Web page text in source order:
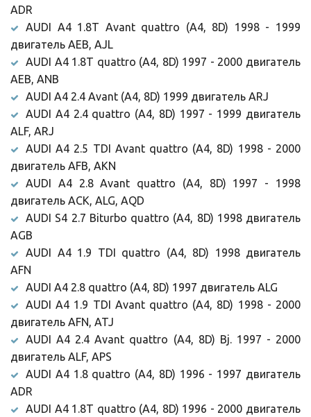
ADR
AUDI A4 1.8T Avant quattro (A4, 8D) 1998 - 1999
двигатель AEB, AJL
AUDI A4 1.8T quattro (A4, 8D) 1997 - 2000 двигатель
AEB, ANB
AUDI A4 2.4 Avant (A4, 8D) 1999 двигатель ARJ
AUDI A4 2.4 quattro (A4, 8D) 1997 - 1999 двигатель
ALF, ARJ
AUDI A4 2.5 TDI Avant quattro (A4, 8D) 1998 - 2000
двигатель AFB, AKN
AUDI A4 2.8 Avant quattro (A4, 8D) 1997 - 1998
двигатель ACK, ALG, AQD
AUDI S4 2.7 Biturbo quattro (A4, 8D) 1998 двигатель
AGB
AUDI A4 1.9 TDI quattro (A4, 8D) 1998 двигатель
AFN
AUDI A4 2.8 quattro (A4, 8D) 1997 двигатель ALG
AUDI A4 1.9 TDI Avant quattro (A4, 8D) 1998 - 2000
двигатель AFN, ATJ
AUDI A4 2.4 Avant quattro (A4, 8D) Bj. 1997 - 2000
двигатель ALF, APS
AUDI A4 1.8 quattro (A4, 8D) 1996 - 1997 двигатель
ADR
AUDI A4 1.8T quattro (A4, 8D) 1996 - 2000 двигатель